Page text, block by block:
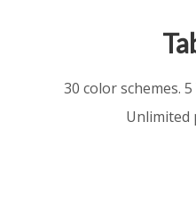
30 color schemes.
Unlimited